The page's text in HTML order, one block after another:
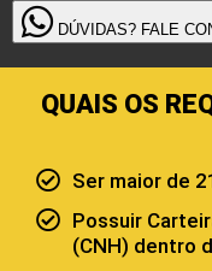
DÚVIDAS? FALE
QUAIS OS
Ser maior de
Possuir
(CNH) dentro